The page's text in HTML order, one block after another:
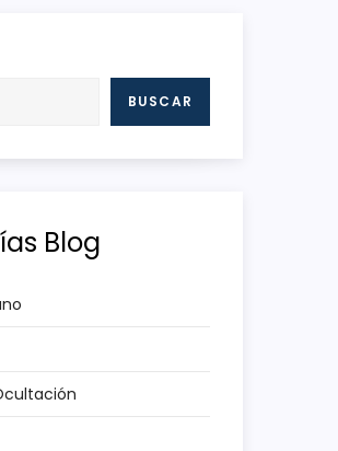
BUSCAR
Blog